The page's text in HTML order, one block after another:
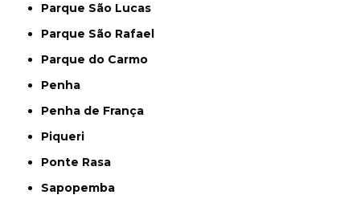
Parque São Lucas
Parque São Rafael
Parque do Carmo
Penha
Penha de França
Piqueri
Ponte Rasa
Sapopemba